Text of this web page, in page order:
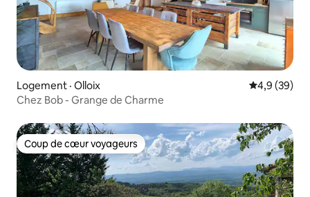
Logement · Olloix Note
4,9 (39)
Chez Bob - Grange de Charme
Coup de cœur voyageurs
Coup de cœur voyageurs